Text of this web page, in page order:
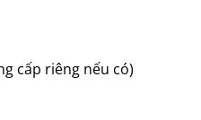
cấp riêng nếu có)